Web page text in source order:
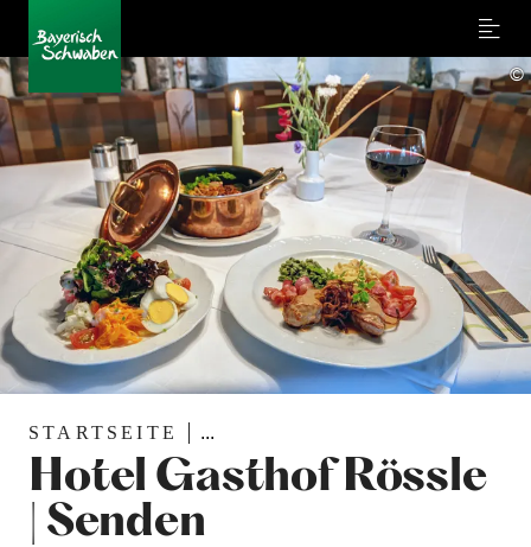
Menu
STARTSEITE ...
Hotel Gasthof Rössle
| Senden
©